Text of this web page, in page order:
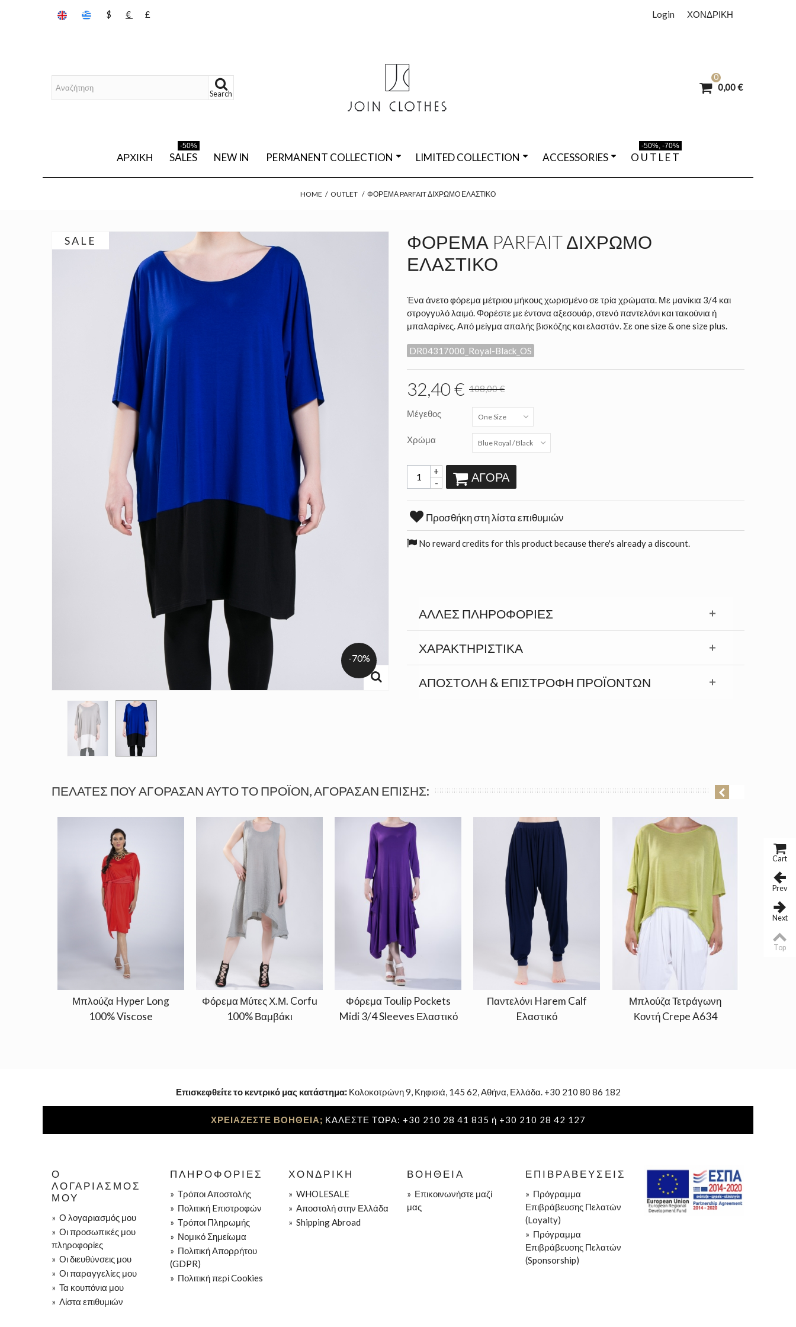
ΧΟΝΔΡΙΚΗ
Login
$ € £
Search
0
0,00 €
ΑΡΧΙΚΉ SALES
-50%
NEW IN PERMANENT COLLECTION LIMITED COLLECTION ACCESSORIES O U T L E T
-50%, -70%
HOME / OUTLET / ΦΌΡΕΜΑ PARFAIT ΔΊΧΡΩΜΟ ΕΛΑΣΤΙΚΌ
SALE
-70%
ΦΌΡΕΜΑ PARFAIT ΔΊΧΡΩΜΟ
ΕΛΑΣΤΙΚΌ
Ένα άνετο φόρεμα μέτριου μήκους χωρισμένο σε τρία χρώματα. Με μανίκια 3/4 και
στρογγυλό λαιμό. Φορέστε με έντονα αξεσουάρ, στενό παντελόνι και τακούνια ή
μπαλαρίνες. Από μείγμα απαλής βισκόζης και ελαστάν. Σε one size & one size plus.
DR04317000_Royal-Black_OS
32,40 € 108,00 €
Μέγεθος One Size
Χρώμα Blue Royal / Black
-
+ ΑΓΟΡΆ
Προσθήκη στη λίστα επιθυμιών
No reward credits for this product because there's already a discount.
ΆΛΛΕΣ ΠΛΗΡΟΦΟΡΊΕΣ
ΧΑΡΑΚΤΗΡΙΣΤΙΚΆ
ΑΠΟΣΤΟΛΉ & ΕΠΙΣΤΡΟΦΉ ΠΡΟΪΟΝΤΩΝ
ΠΕΛΆΤΕΣ ΠΟΥ ΑΓΌΡΑΣΑΝ ΑΥΤΌ ΤΟ ΠΡΟΪΌΝ, ΑΓΌΡΑΣΑΝ ΕΠΊΣΗΣ:
Μπλούζα Hyper Long
100% Viscose
Φόρεμα Μύτες Χ.Μ. Corfu
100% Βαμβάκι
Φόρεμα Toulip Pockets
Midi 3/4 Sleeves Ελαστικό
Παντελόνι Harem Calf
Eλαστικό
Μπλούζα Τετράγωνη
Κοντή Crepe A634
Επισκεφθείτε το κεντρικό μας κατάστημα:Κολοκοτρώνη 9, Κηφισιά, 145 62, Αθήνα, Ελλάδα. +30 210 80 86 182
ΧΡΕΙΑΖΕΣΤΕ ΒΟΗΘΕΙΑ; ΚΑΛΕΣΤΕ ΤΩΡΑ: +30 210 28 41 835 ή +30 210 28 42 127
Ο
ΛΟΓΑΡΙΑΣΜΌΣ
ΜΟΥ
» Ο λογαριασμός μου
» Οι προσωπικές μου
πληροφορίες
» Οι διευθύνσεις μου
» Οι παραγγελίες μου
» Τα κουπόνια μου
» Λίστα επιθυμιών
ΠΛΗΡΟΦΟΡΊΕΣ
» Τρόποι Aποστολής
» Πολιτική Eπιστροφών
» Τρόποι Πληρωμής
» Νομικό Σημείωμα
» Πολιτική Απορρήτου
(GDPR)
» Πολιτική περί Cookies
ΧΟΝΔΡΙΚΉ
» WHOLESALE
» Aποστολή στην Ελλάδα
» Shipping Abroad
ΒΟΉΘΕΙΑ
» Επικοινωνήστε μαζί
μας
ΕΠΙΒΡΑΒΕΎΣΕΙΣ
» Πρόγραμμα
Επιβράβευσης Πελατών
(Loyalty)
» Πρόγραμμα
Επιβράβευσης Πελατών
(Sponsorship)
Cart
Prev
Next
Top